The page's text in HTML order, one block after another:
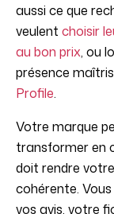
aussi ce que
veulent choisir
au bon prix, ou
présence
Profile.
Votre marque
transformer en
doit rendre
cohérente.
vos avis, votre